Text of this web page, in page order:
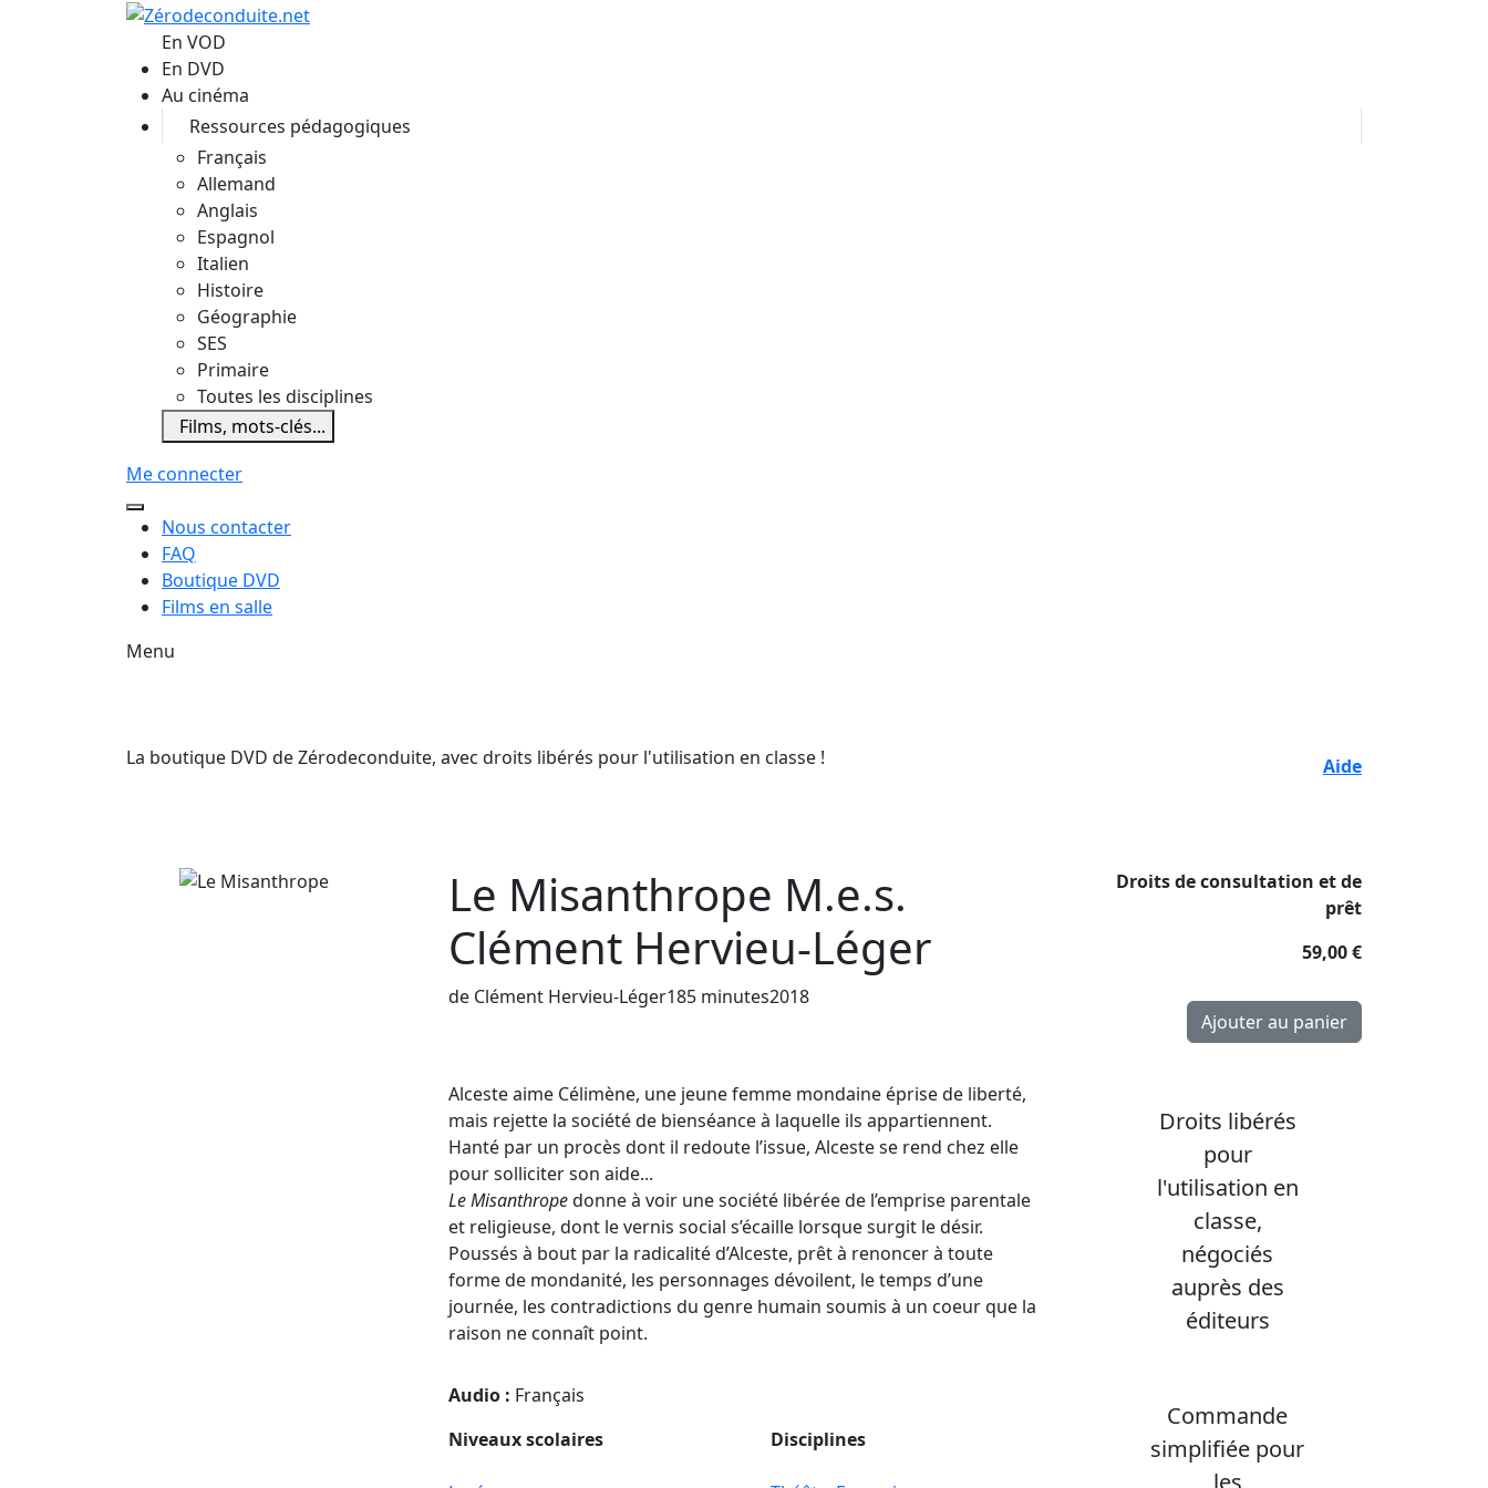
Aller au contenu principal
En VOD
En DVD
Au cinéma
Ressources pédagogiques
Français
Allemand
Anglais
Espagnol
Italien
Histoire
Géographie
SES
Primaire
Toutes les disciplines
Films, mots-clés...
Me connecter
Nous contacter
FAQ
Boutique DVD
Films en salle
Menu
La boutique DVD de Zérodeconduite, avec droits libérés pour l'utilisation en classe ! Aide
Le Misanthrope M.e.s.
Clément Hervieu-Léger
de Clément Hervieu-Léger185 minutesAnnée de sortie du film
2018
Alceste aime Célimène, une jeune femme mondaine éprise de liberté,
mais rejette la société de bienséance à laquelle ils appartiennent.
Hanté par un procès dont il redoute l’issue, Alceste se rend chez elle
pour solliciter son aide...
Le Misanthropedonne à voir une société libérée de l’emprise parentale
et religieuse, dont le vernis social s’écaille lorsque surgit le désir.
Poussés à bout par la radicalité d’Alceste, prêt à renoncer à toute
forme de mondanité, les personnages dévoilent, le temps d’une
journée, les contradictions du genre humain soumis à un coeur que la
raison ne connaît point.
Audio : Français
Niveaux scolaires
Disciplines
Droits de consultation et de
prêt
59,00 €
Droits libérés
pour
l'utilisation en
classe,
négociés
auprès des
éditeurs
Commande
simplifiée pour
les